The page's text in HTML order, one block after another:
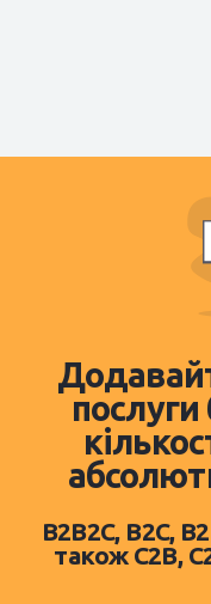
B2B2C, B2C,
також C2B,